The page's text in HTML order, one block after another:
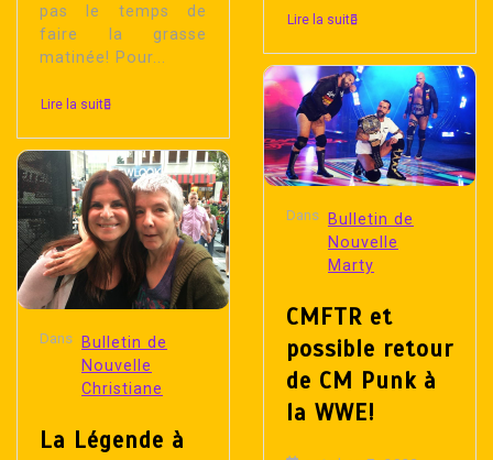
pas le temps de
faire la grasse
matinée! Pour...
Lire la suite
Dans
Bulletin de
Nouvelle
Christiane
La Légende à
Lire la suite
Dans
Bulletin de
Nouvelle
Marty
CMFTR et
possible retour
de CM Punk à
la WWE!